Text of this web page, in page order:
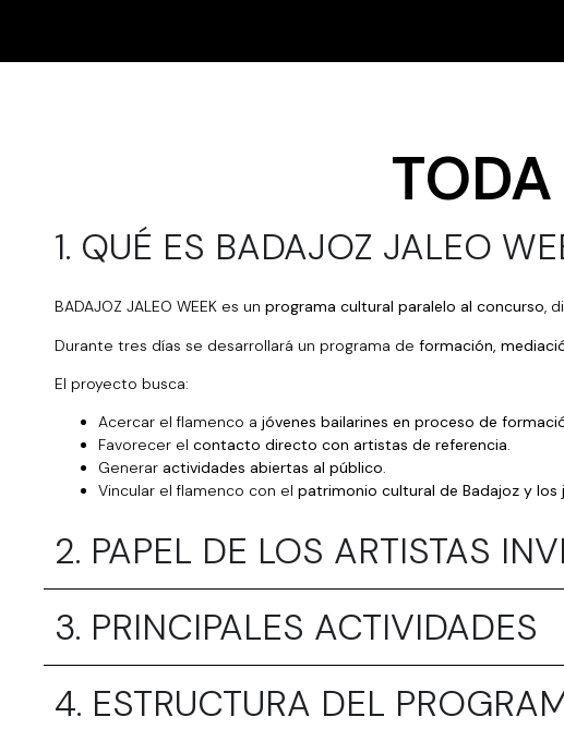
1. QUÉ ES BADAJOZ JALEO
BADAJOZ JALEO WEEK es un programa cultural paralelo al concurso,
Durante tres días se desarrollará un programa de formación, mediaci
El proyecto busca:
Acercar el flamenco a jóvenes bailarines en proceso de
Favorecer el contacto directo con artistas de referencia.
Generar actividades abiertas al público.
Vincular el flamenco con el patrimonio cultural de Badajoz y los
2. PAPEL DE LOS ARTISTAS
3. PRINCIPALES ACTIVIDADES
4. ESTRUCTURA DEL